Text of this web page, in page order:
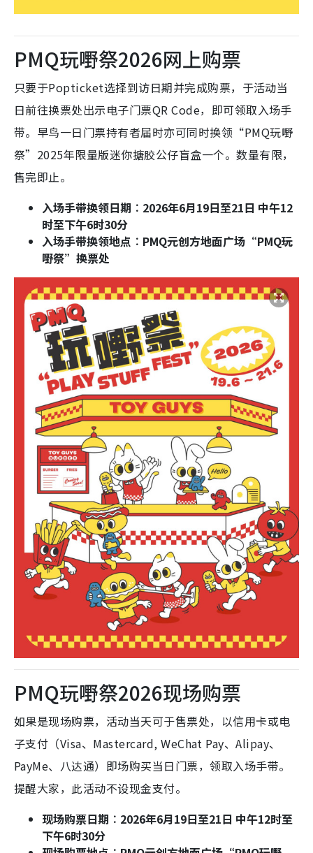
PMQ玩嘢祭2026网上购票
只要于Popticket选择到访日期并完成购票，于活动当
日前往换票处出示电子门票QR Code，即可领取入场手
带。早鸟一日门票持有者届时亦可同时换领“PMQ玩嘢
祭”2025年限量版迷你搪胶公仔盲盒一个。数量有限，
售完即止。
入场手带换领日期︰2026年6月19日至21日 中午12
时至下午6时30分
入场手带换领地点︰PMQ元创方地面广场“PMQ玩
嘢祭”换票处
PMQ玩嘢祭2026现场购票
如果是现场购票，活动当天可于售票处，以信用卡或电
子支付（Visa、Mastercard, WeChat Pay、Alipay、
PayMe、八达通）即场购买当日门票，领取入场手带。
提醒大家，此活动不设现金支付。
现场购票日期︰2026年6月19日至21日 中午12时至
下午6时30分